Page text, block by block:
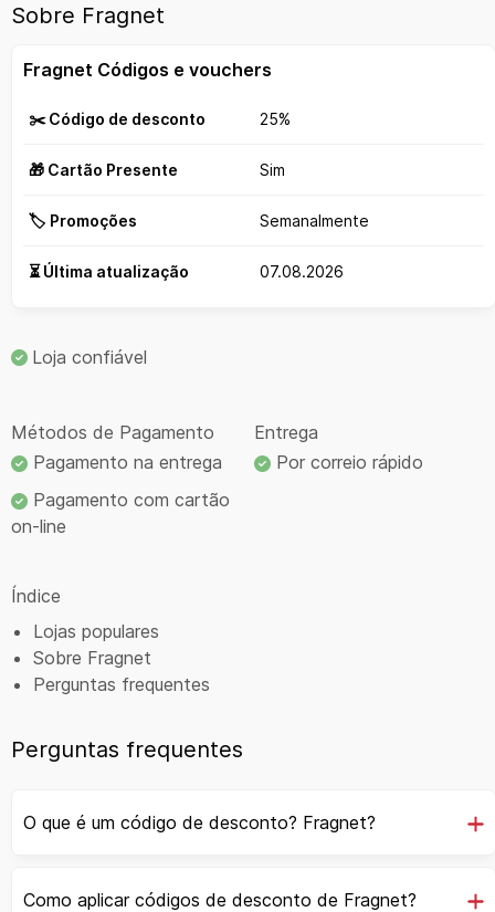
Sobre Fragnet
Fragnet Códigos e vouchers
✂️ Código de desconto 25%
🎁 Cartão Presente Sim
🏷️ Promoções Semanalmente
⏳ Última atualização 07.08.2026
Loja confiável
Métodos de Pagamento
Pagamento na entrega
Pagamento com cartão
on-line
Entrega
Por correio rápido
Índice
Lojas populares
Sobre Fragnet
Perguntas frequentes
Perguntas frequentes
O que é um código de desconto? Fragnet?
Como aplicar códigos de desconto de Fragnet?